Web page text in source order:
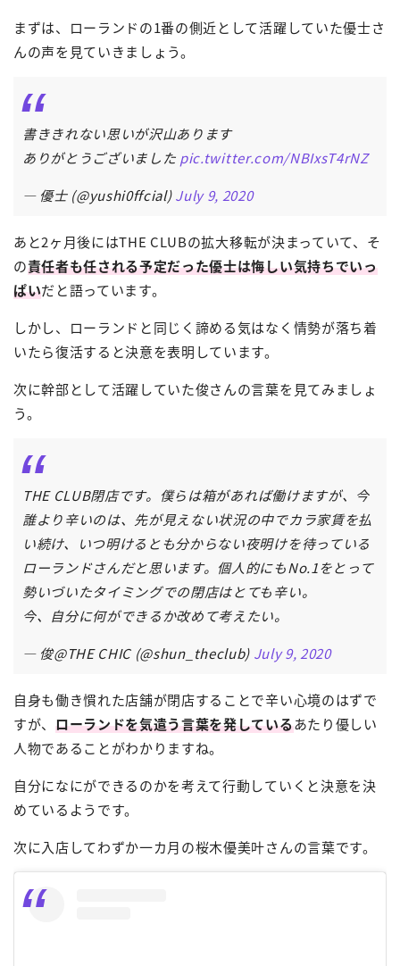
まずは、ローランドの1番の側近として活躍していた優士さ
んの声を見ていきましょう。
書ききれない思いが沢山あります
ありがとうございました pic.twitter.com/NBIxsT4rNZ
— 優士 (@yushi0ffcial)July 9, 2020
あと2ヶ月後にはTHE CLUBの拡大移転が決まっていて、そ
の責任者も任される予定だった優士は悔しい気持ちでいっ
ぱいだと語っています。
しかし、ローランドと同じく諦める気はなく情勢が落ち着
いたら復活すると決意を表明しています。
次に幹部として活躍していた俊さんの言葉を見てみましょ
う。
THE CLUB閉店です。僕らは箱があれば働けますが、今
誰より辛いのは、先が見えない状況の中でカラ家賃を払
い続け、いつ明けるとも分からない夜明けを待っている
ローランドさんだと思います。個人的にもNo.1をとって
勢いづいたタイミングでの閉店はとても辛い。
今、自分に何ができるか改めて考えたい。
— 俊@THE CHIC (@shun_theclub) July 9, 2020
自身も働き慣れた店舗が閉店することで辛い心境のはずで
すが、ローランドを気遣う言葉を発しているあたり優しい
人物であることがわかりますね。
自分になにができるのかを考えて行動していくと決意を決
めているようです。
次に入店してわずか一カ月の桜木優美叶さんの言葉です。